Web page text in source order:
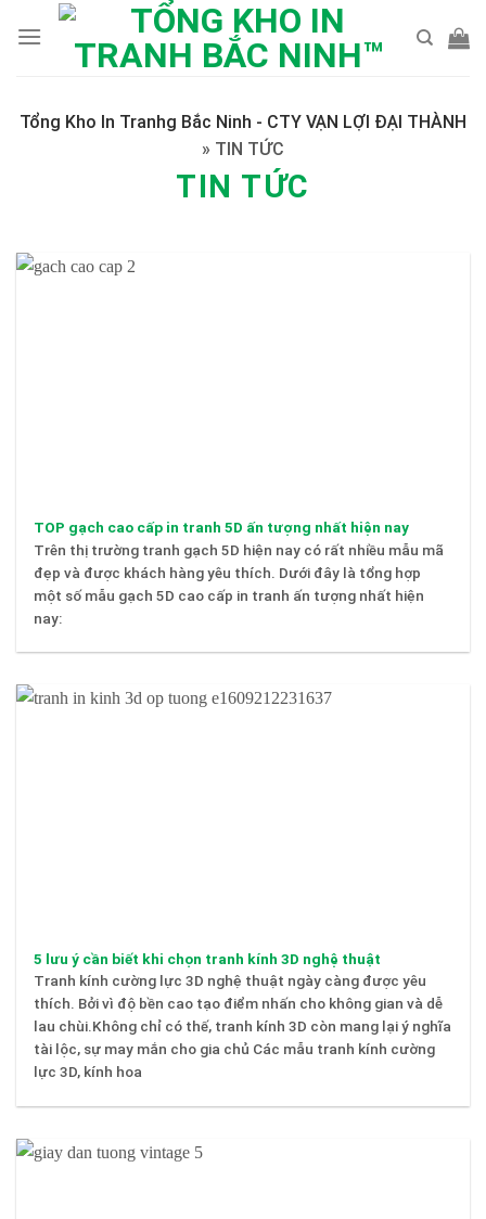
Tổng Kho In Tranhg Bắc Ninh - CTY VẠN LỢI ĐẠI THÀNH
» TIN TỨC
TIN TỨC
TOP gạch cao cấp in tranh 5D ấn tượng nhất hiện nay
Trên thị trường tranh gạch 5D hiện nay có rất nhiều mẫu mã
đẹp và được khách hàng yêu thích. Dưới đây là tổng hợp
một số mẫu gạch 5D cao cấp in tranh ấn tượng nhất hiện
nay:
5 lưu ý cần biết khi chọn tranh kính 3D nghệ thuật
Tranh kính cường lực 3D nghệ thuật ngày càng được yêu
thích. Bởi vì độ bền cao tạo điểm nhấn cho không gian và dễ
lau chùi.Không chỉ có thế, tranh kính 3D còn mang lại ý nghĩa
tài lộc, sự may mắn cho gia chủ Các mẫu tranh kính cường
lực 3D, kính hoa